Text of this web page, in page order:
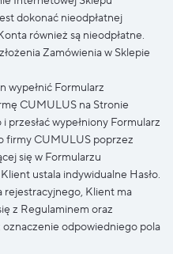
dokonać nieodpłatnej
również są nieodpłatne.
Zamówienia w Sklepie
wypełnić Formularz
CUMULUS na Stronie
wypełniony Formularz
firmy CUMULUS poprzez
się w Formularzu
ustala indywidualne Hasło.
rejestracyjnego, Klient ma
z Regulaminem oraz
odpowiedniego pola